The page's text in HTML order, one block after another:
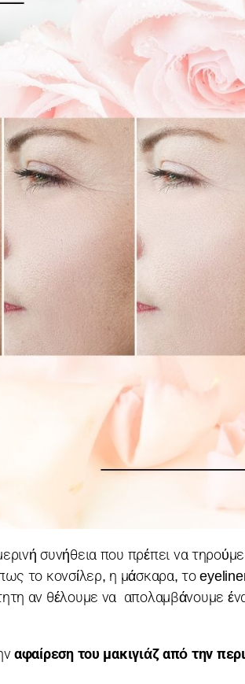
συνήθεια που πρέπει να
το κονσίλερ, η μάσκαρα, το
αν θέλουμε να απολαμβάνουμε
αφαίρεση του μακιγιάζ από την